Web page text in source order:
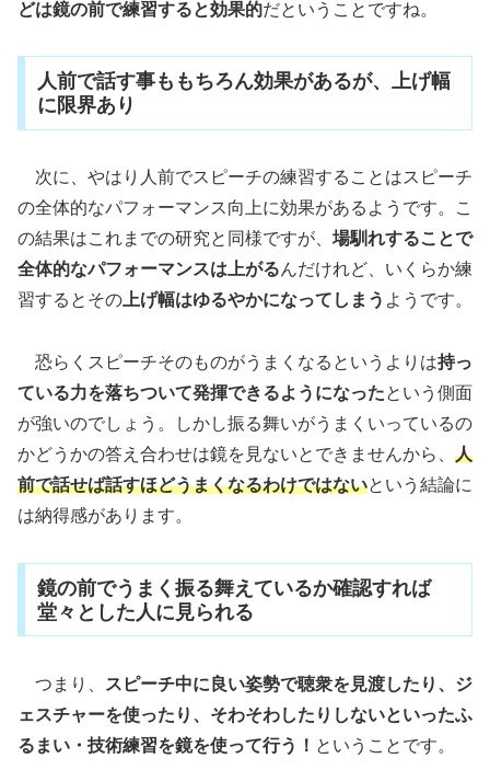
どは鏡の前で練習すると効果的だということですね。
人前で話す事ももちろん効果があるが、上げ幅
に限界あり
次に、やはり人前でスピーチの練習することはスピーチ
の全体的なパフォーマンス向上に効果があるようです。こ
の結果はこれまでの研究と同様ですが、 場馴れすることで
全体的なパフォーマンスは上がるんだけれど、いくらか練
習するとその 上げ幅はゆるやかになってしまう ようです。
恐らくスピーチそのものがうまくなるというよりは持っ
ている力を落ちついて発揮できるようになったという側面
が強いのでしょう。しかし振る舞いがうまくいっているの
かどうかの答え合わせは鏡を見ないとできませんから、 人
前で話せば話すほどうまくなるわけではないという結論に
は納得感があります。
鏡の前でうまく振る舞えているか確認すれば
堂々とした人に見られる
つまり、
スピーチ中に良い姿勢で聴衆を見渡したり、ジ
ェスチャーを使ったり、そわそわしたりしないといったふ
るまい・技術練習を鏡を使って行う！ ということです。